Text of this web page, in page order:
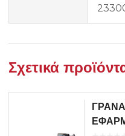
Σχετικά